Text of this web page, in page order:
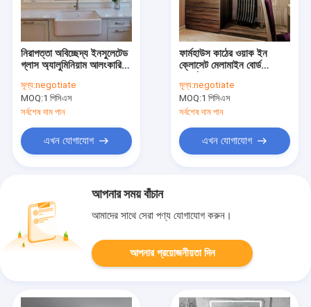
নিরাপত্তা অবিচ্ছেদ্য ইনসুলেটেড
গ্লাস অ্যালুমিনিয়াম আলংকারিক
মূল্য:negotiate
MOQ:1 পিসিএস
সর্বশেষ দাম পান
এখন যোগাযোগ
ফার্মহাউস কাঠের ওয়াক ইন
ক্লোসেট মেলামাইন বোর্ড
মূল্য:negotiate
MOQ:1 পিসিএস
সর্বশেষ দাম পান
এখন যোগাযোগ
আপনার সময় বাঁচান
আমাদের সাথে সেরা পণ্য যোগাযোগ করুন।
আপনার প্রয়োজনীয়তা দিন